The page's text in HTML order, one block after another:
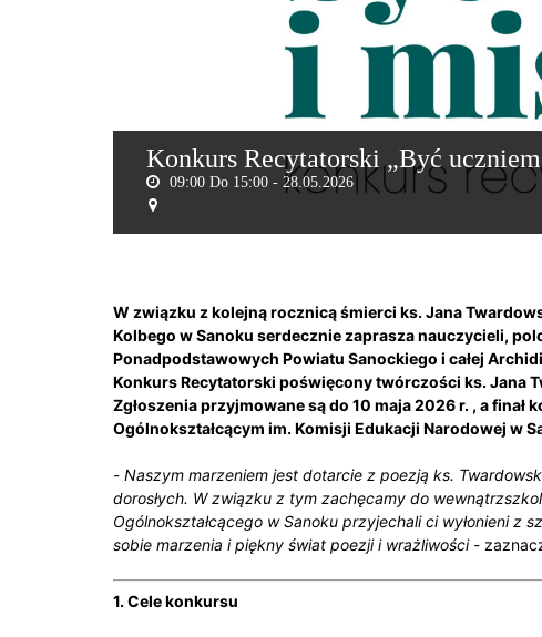
Konkurs Recytatorski „Być
09:00 Do 15:00 - 28.05.2026
W związku z kolejną rocznicą śmierci ks. Jana
Kolbego w Sanoku serdecznie zaprasza nauczycieli,
Ponadpodstawowych Powiatu Sanockiego i całej
Konkurs Recytatorski poświęcony twórczości ks. Jana
Zgłoszenia przyjmowane są do 10 maja 2026 r. , a
Ogólnokształcącym im. Komisji Edukacji Narodowej w
- Naszym marzeniem jest dotarcie z poezją ks.
dorosłych. W związku z tym zachęcamy do
Ogólnokształcącego w Sanoku przyjechali ci wyłonieni z
sobie marzenia i piękny świat poezji i wrażliwości-
1. Cele konkursu